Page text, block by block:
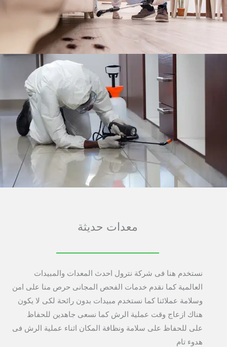
معدات حديثة
نستخدم هنا فى شركة نترول احدث المعدات والمبيدات
العالمية كما نقدم خدمات الفحص المجانى حرص منا على امن
وسلامة عملائنا كما نستخدم مبيدات بدون رائحة لكى لا يكون
هناك ازعاج وقت عملية الرش كما نسعى جاهدين للحفاظ
على للحفاظ على سلامة ونظافة المكان اثناء عملية الرش فى
هدوء تام